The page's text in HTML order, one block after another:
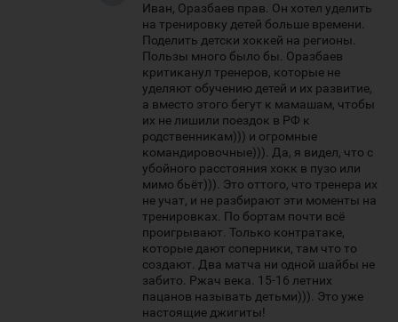
Иван, Оразбаев прав. Он хотел уделить
на тренировку детей больше времени.
Поделить детски хоккей на регионы.
Пользы много было бы. Оразбаев
критиканул тренеров, которые не
уделяют обучению детей и их развитие,
а вместо этого бегут к мамашам, чтобы
их не лишили поездок в РФ к
родственникам))) и огромные
командировочные))). Да, я видел, что с
убойного расстояния хокк в пузо или
мимо бьёт))). Это оттого, что тренера их
не учат, и не разбирают эти моменты на
тренировках. По бортам почти всё
проигрывают. Только контратаке,
которые дают соперники, там что то
создают. Два матча ни одной шайбы не
забито. Ржач века. 15-16 летних
пацанов называть детьми))). Это уже
настоящие джигиты!